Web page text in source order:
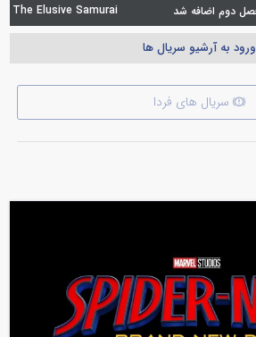
The Elusive Samurai
ورود به آرشیو سریال ها
سریال های فردا